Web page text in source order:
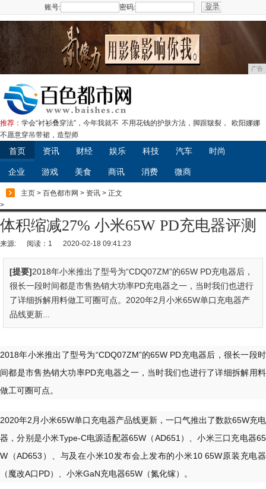
账号: 密码:
广告
推荐： 学会“衬衫叠穿法”，今年我就不 不用花钱的护肤方法，脚跟皲裂，
欧阳娜娜
不愿意穿吊带裙，造型师
首页 资讯 财经 娱乐 科技 汽车 时尚
企业 游戏 美食 商讯 消费 微商
主页 > 百色都市网 > 资讯 > 正文
>
体积缩减27% 小米65W PD充电器评测
来源: 阅读：1 2020-02-18 09:41:23
[提要]2018年小米推出了型号为“CDQ07ZM”的65W PD充电器后，
很长一段时间都是市售热销大功率PD充电器之一，当时我们也进行
了详细拆解用料做工可圈可点。2020年2月小米65W单口充电器产
品线更新...
2018年小米推出了型号为“CDQ07ZM”的65W PD充电器后，很长一段时
间都是市售热销大功率PD充电器之一，当时我们也进行了详细拆解用料
做工可圈可点。
2020年2月小米65W单口充电器产品线更新，一口气推出了数款65W充电
器，分别是小米Type-C电源适配器65W（AD651）、小米三口充电器65
W（AD653）、与及在小米10发布会上发布的小米10 65W原装充电器
（魔改A口PD）、小米GaN充电器65W（氮化镓）。